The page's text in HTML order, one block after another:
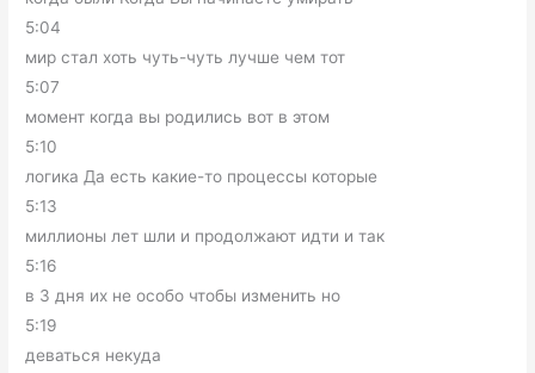
5:04
мир стал хоть чуть-чуть лучше чем тот
5:07
момент когда вы родились вот в этом
5:10
логика Да есть какие-то процессы которые
5:13
миллионы лет шли и продолжают идти и так
5:16
в 3 дня их не особо чтобы изменить но
5:19
деваться некуда